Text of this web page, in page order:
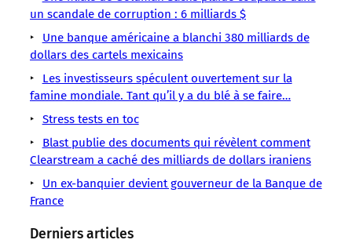
Bank
(AIB)
Banques
Économie
Irlande
Scandale
L’Irish
Independent
publié
des
enregistrements
internes
à
Bank,
au
moment
de
son
sauvetage
coûté
30
en
y
entend
hilares,
des
financières,
un scandale de corruption : 6 milliards $
Une banque américaine a blanchi 380 milliards de
dollars des cartels mexicains
Les investisseurs spéculent ouvertement sur la
famine mondiale. Tant qu’il y a du blé à se faire…
Stress tests en toc
Blast publie des documents qui révèlent comment
Clearstream a caché des milliards de dollars iraniens
Un ex-banquier devient gouverneur de la Banque de
France
Derniers articles